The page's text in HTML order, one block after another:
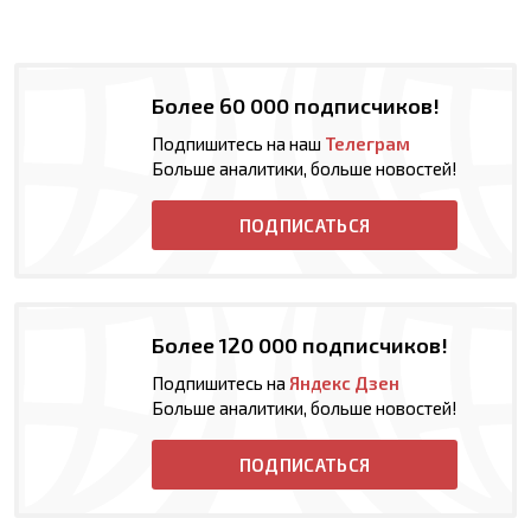
Более 60 000 подписчиков!
Подпишитесь на наш Телеграм
Больше аналитики, больше новостей!
ПОДПИСАТЬСЯ
Более 120 000 подписчиков!
Подпишитесь на Яндекс Дзен
Больше аналитики, больше новостей!
ПОДПИСАТЬСЯ